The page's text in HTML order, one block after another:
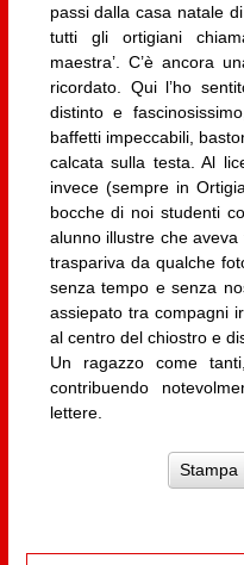
passi dalla casa natale
tutti gli ortigiani
maestra’. C’è ancora
ricordato. Qui l’ho
distinto e
baffetti impeccabili,
calcata sulla testa. Al
invece (sempre in
bocche di noi studenti
alunno illustre che
traspariva da qualche
senza tempo e senza
assiepato tra compagni
al centro del chiostro e
Un ragazzo come
contribuendo
lettere.
Stampa